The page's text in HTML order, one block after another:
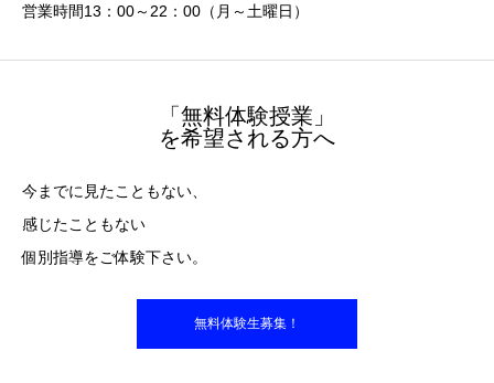
営業時間13：00～22：00（月～土曜日）
「無料体験授業」
を希望される方へ
今までに見たこともない、
感じたこともない
個別指導をご体験下さい。
無料体験生募集！